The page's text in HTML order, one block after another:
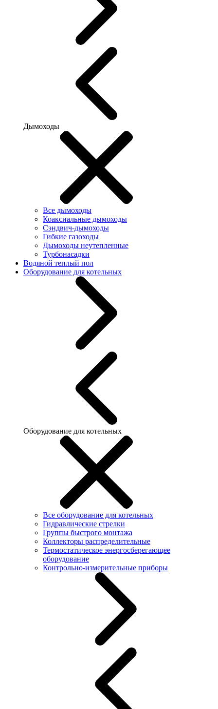
Дымоходы
Все дымоходы
Коаксиальные дымоходы
Сэндвич-дымоходы
Гибкие газоходы
Дымоходы неутепленные
Турбонасадки
Водяной теплый пол
Оборудование для котельных
Оборудование для котельных
Все оборудование для котельных
Гидравлические стрелки
Группы быстрого монтажа
Коллекторы распределительные
Термостатическое энергосберегающее
оборудование
Контрольно-измерительные приборы